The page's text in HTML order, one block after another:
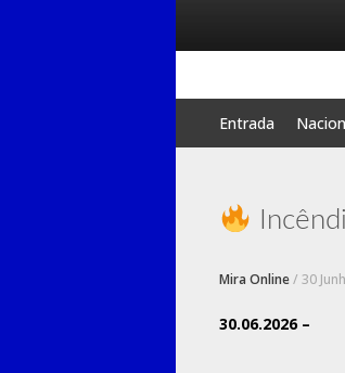
to
Entrada
Mira Online/ 30
30.06.2026 –